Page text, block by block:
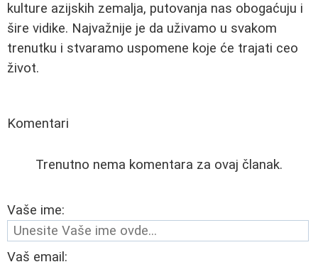
kulture azijskih zemalja, putovanja nas obogaćuju i
šire vidike. Najvažnije je da uživamo u svakom
trenutku i stvaramo uspomene koje će trajati ceo
život.
Komentari
Trenutno nema komentara za ovaj članak.
Vaše ime:
Vaš email: